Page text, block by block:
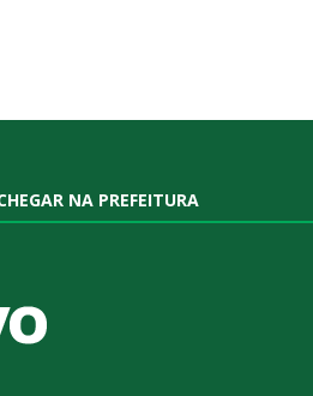
NA PREFEITURA